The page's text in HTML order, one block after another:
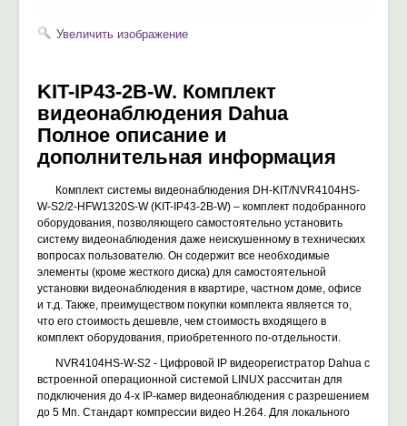
Увеличить изображение
KIT-IP43-2B-W. Комплект
видеонаблюдения Dahua
Полное описание и
дополнительная информация
Комплект системы видеонаблюдения DH-KIT/NVR4104HS-
W-S2/2-HFW1320S-W (KIT-IP43-2B-W) – комплект подобранного
оборудования, позволяющего самостоятельно установить
систему видеонаблюдения даже неискушенному в технических
вопросах пользователю. Он содержит все необходимые
элементы (кроме жесткого диска) для самостоятельной
установки видеонаблюдения в квартире, частном доме, офисе
и т.д. Также, преимуществом покупки комплекта является то,
что его стоимость дешевле, чем стоимость входящего в
комплект оборудования, приобретенного по-отдельности.
NVR4104HS-W-S2 - Цифровой IP видеорегистратор Dahua с
встроенной операционной системой LINUX рассчитан для
подключения до 4-x IP-камер видеонаблюдения с разрешением
до 5 Мп. Стандарт компрессии видео H.264. Для локального